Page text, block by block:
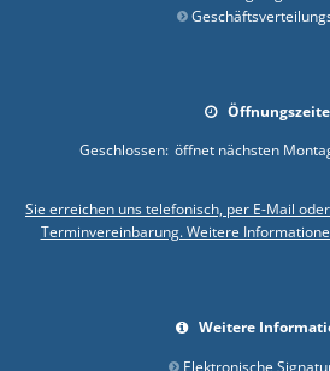
Klicken, um weitere Öffnungs- oder
Geschlossen: öffnet nächsten
Sie erreichen uns telefonisch, per E-Mail
Terminvereinbarung. Weitere
Weitere
Elektronische